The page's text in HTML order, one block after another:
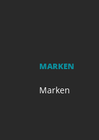
MARKEN
Marken